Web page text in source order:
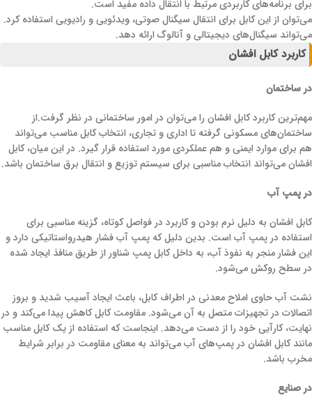
برای برنامه‌های کاربردی مرتبط با انتقال داده مفید است.
می‌توان از این کابل برای انتقال سیگنال صوتی، ویدئویی و رادیویی استفاده کرد.
می‌تواند سیگنال‌های دیجیتالی و آنالوگ ارائه دهد.
کاربرد کابل افشان
در ساختمان
مهم‌ترین کاربرد کابل افشان را می‌توان در امور ساختمانی در نظر گرفت.از
ساختمان‌های مسکونی گرفته تا اداری و تجاری، انتخاب کابل مناسب می‌تواند
هم برای موارد ایمنی و هم عملکردی مورد استفاده قرار گیرد. در این میان، کابل
افشان می‌تواند انتخاب مناسبی برای سیستم توزیع و انتقال برق ساختمان باشد.
در پمپ آب
کابل افشان به دلیل نرم بودن و کاربرد در فواصل کوتاه، گزینه مناسبی برای
استفاده در پمپ آب است. بدین دلیل که پمپ آب فشار هیدرواستاتیکی دارد و
این فشار منجر به نفوذ آب، به داخل کابل پمپ شناور از طریق منافذ ایجاد شده
در سطح روکش می‌شود.
نشت آب حاوی املاح معدنی در اطراف کابل، باعث ایجاد آسیب شدید و بروز
اتصالات در تجهیزات متصل به آن می‌شود. مقاومت کابل کاهش پیدا می‌کند و در
نهایت، کارآیی خود را از دست می‌دهد. اینجاست که استفاده از یک کابل مناسب
مانند کابل افشان در پمپ‌های آب می‌تواند به معنای مقاومت در برابر شرایط
مخرب باشد.
در صنایع